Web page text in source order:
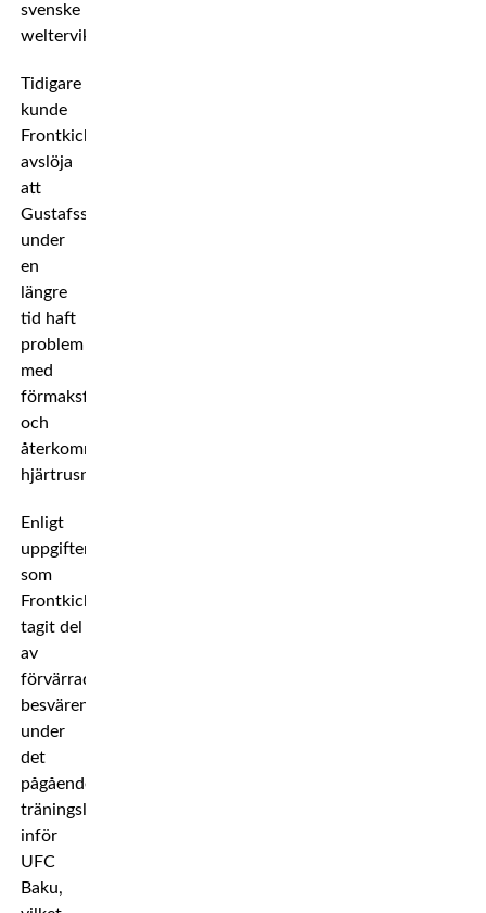
svenske
welterviktaren.
Tidigare
kunde
Frontkick
avslöja
att
Gustafsson
under
en
längre
tid haft
problem
med
förmaksflimmer
och
återkommande
hjärtrusningar.
Enligt
uppgifter
som
Frontkick
tagit del
av
förvärrades
besvären
under
det
pågående
träningslägret
inför
UFC
Baku,